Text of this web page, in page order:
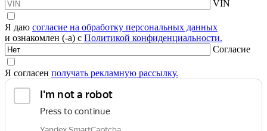
VIN
Я даю согласие на обработку персональных данных
и ознакомлен (-а) с Политикой конфиденциальности.
Согласие
Я согласен получать рекламную рассылку.